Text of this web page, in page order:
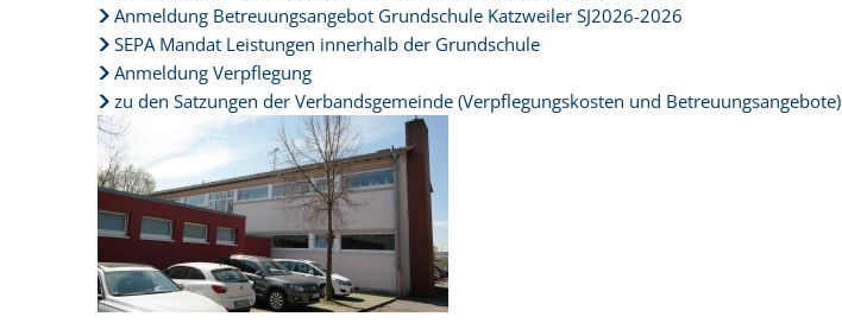
Anmeldung Betreuungsangebot Grundschule Katzweiler SJ2026-2026
SEPA Mandat Leistungen innerhalb der Grundschule
Anmeldung Verpflegung
zu den Satzungen der Verbandsgemeinde (Verpflegungskosten und Betreuungsangebote)